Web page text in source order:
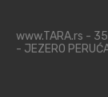
www.TARA.rs -
- JEZERO